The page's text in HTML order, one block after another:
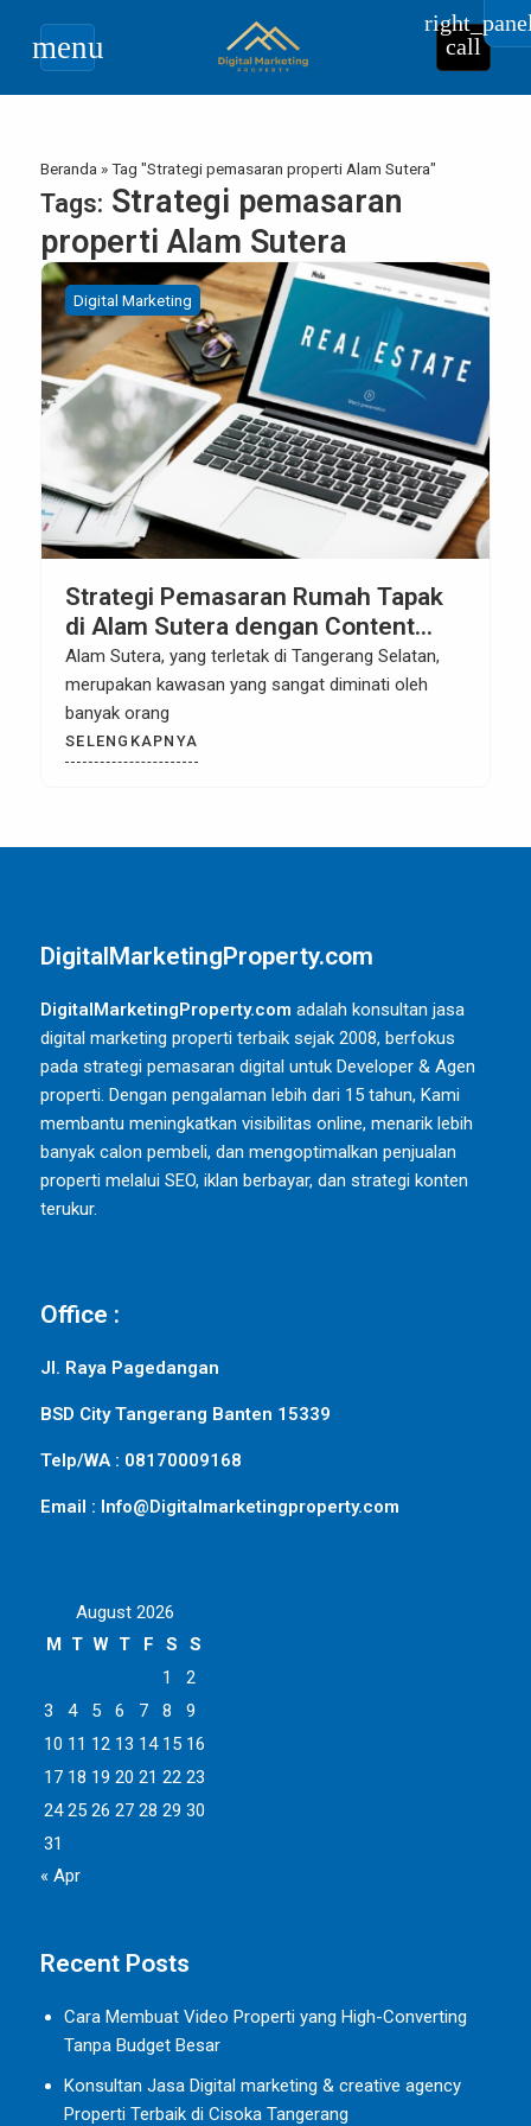
menu call
Beranda »Tag "Strategi pemasaran properti Alam Sutera"
Tags: Strategi pemasaran
properti Alam Sutera
Digital Marketing
Strategi Pemasaran Rumah Tapak
di Alam Sutera dengan Content
Marketing: Meningkatkan Visibilitas
dan Penjualan Properti
Alam Sutera, yang terletak di Tangerang Selatan,
merupakan kawasan yang sangat diminati oleh
banyak orang
SELENGKAPNYA
DigitalMarketingProperty.com
DigitalMarketingProperty.com adalah konsultan jasa
digital marketing properti terbaik sejak 2008, berfokus
pada strategi pemasaran digital untuk Developer & Agen
properti. Dengan pengalaman lebih dari 15 tahun, Kami
membantu meningkatkan visibilitas online, menarik lebih
banyak calon pembeli, dan mengoptimalkan penjualan
properti melalui SEO, iklan berbayar, dan strategi konten
terukur.
Office :
Jl. Raya Pagedangan
BSD City Tangerang Banten 15339
Telp/WA : 08170009168
Email : Info@Digitalmarketingproperty.com
August 2026
M T W T F S
S
1
2
3
4 5 6 7 8
9
10 11 12 13 14 15 16
17 18 19 20 21 22 23
24 25 26 27 28 29 30
31
« Apr
Recent Posts
Cara Membuat Video Properti yang High-Converting
Tanpa Budget Besar
Konsultan Jasa Digital marketing & creative agency
Properti Terbaik di Cisoka Tangerang